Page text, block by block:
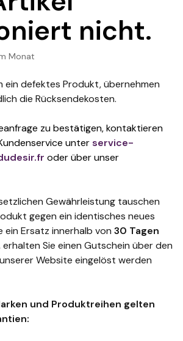
nicht.
Monat
ein defektes Produkt, übernehmen
die Rücksendekosten.
zu bestätigen, kontaktieren
unterservice-
oder über unser
Gewährleistung tauschen
gegen ein identisches neues
ein Ersatz innerhalb von 30 Tagen
Sie einen Gutschein über den
Website eingelöst werden
und Produktreihen gelten